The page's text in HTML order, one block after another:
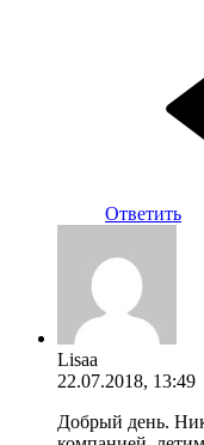
Ответить
Lisaa
22.07.2018, 13:49
Добрый день.